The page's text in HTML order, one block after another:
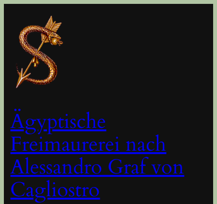
springen
Ägyptische
Freimaurerei nach
Alessandro Graf von
Cagliostro